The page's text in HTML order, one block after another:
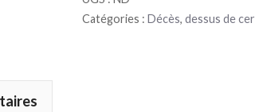
cercueil
Catégories : Décès, dessus de